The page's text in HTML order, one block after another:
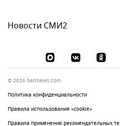
Новости СМИ2
© 2026 baltnews.com
Политика конфиденциальности
Правила использования «cookie»
Правила применения рекомендательных